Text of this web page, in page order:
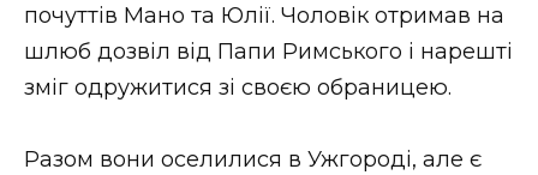
почуттів Мано та Юлії. Чоловік отримав на
шлюб дозвіл від Папи Римського і нарешті
зміг одружитися зі своєю обраницею.
Разом вони оселилися в Ужгороді, але є